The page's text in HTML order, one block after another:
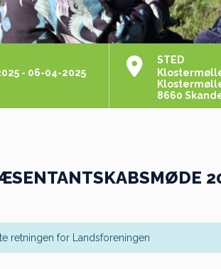
- 06-04-2025
STED
8660
retningen for Landsforeningen